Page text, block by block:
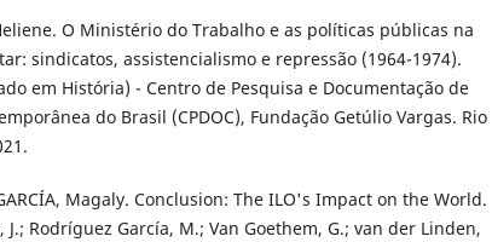
O Ministério do Trabalho e as políticas públicas na
sindicatos, assistencialismo e repressão (1964-1974).
em História) - Centro de Pesquisa e Documentação de
do Brasil (CPDOC), Fundação Getúlio Vargas. Rio
Magaly. Conclusion: The ILO's Impact on the World.
J.; Rodríguez García, M.; Van Goethem, G.; van der Linden,